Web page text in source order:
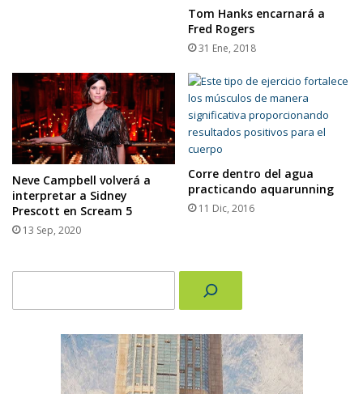
Tom Hanks encarnará a
Fred Rogers
31 Ene, 2018
Neve Campbell volverá a
interpretar a Sidney
Prescott en Scream 5
13 Sep, 2020
Corre dentro del agua
practicando aquarunning
11 Dic, 2016